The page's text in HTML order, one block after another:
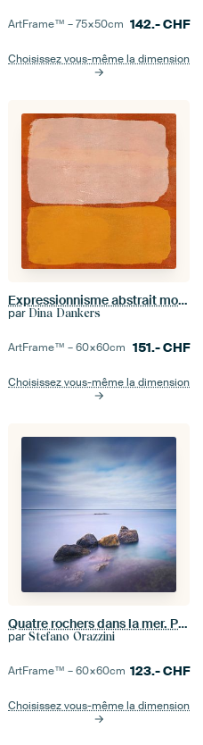
ArtFrame™ –75×50cm 142.-CHF
Choisissez vous-même la dimension
Expressionnisme abstrait moderne. Rose et jaune sur orange.
par Dina Dankers
ArtFrame™ –60×60cm 151.-CHF
Choisissez vous-même la dimension
Quatre rochers dans la mer. Photographie longue exposition
par Stefano Orazzini
ArtFrame™ –60×60cm 123.-CHF
Choisissez vous-même la dimension